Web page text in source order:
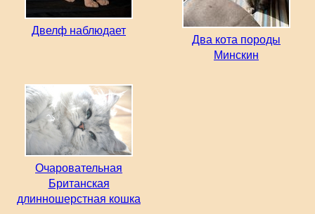
Двелф наблюдает
Два кота породы
Минскин
Очаровательная
Британская
длинношерстная кошка